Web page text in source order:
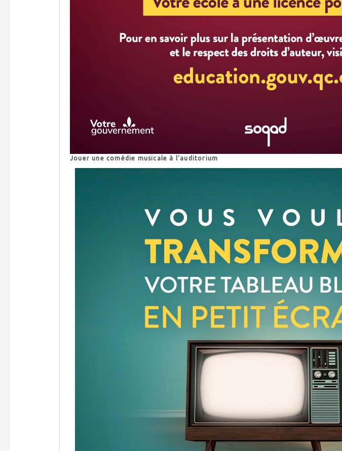
Jouer une comédie musicale à l’auditorium